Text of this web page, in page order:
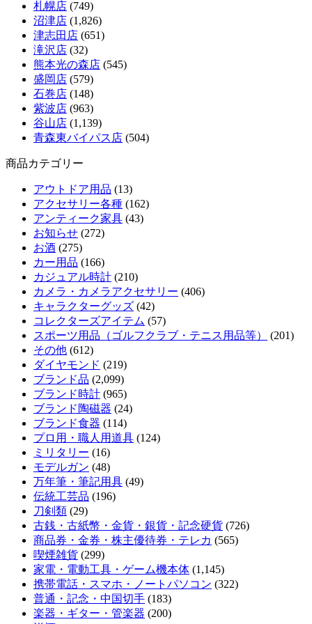
札幌店 (749)
沼津店 (1,826)
津志田店 (651)
滝沢店 (32)
熊本光の森店 (545)
盛岡店 (579)
石巻店 (148)
紫波店 (963)
谷山店 (1,139)
青森東バイパス店 (504)
商品カテゴリー
アウトドア用品 (13)
アクセサリー各種 (162)
アンティーク家具 (43)
お知らせ (272)
お酒 (275)
カー用品 (166)
カジュアル時計 (210)
カメラ・カメラアクセサリー (406)
キャラクターグッズ (42)
コレクターズアイテム (57)
スポーツ用品（ゴルフクラブ・テニス用品等）
(201)
その他 (612)
ダイヤモンド (219)
ブランド品 (2,099)
ブランド時計 (965)
ブランド陶磁器 (24)
ブランド食器 (114)
プロ用・職人用道具 (124)
ミリタリー (16)
モデルガン (48)
万年筆・筆記用具 (49)
伝統工芸品 (196)
刀剣類 (29)
古銭・古紙幣・金貨・銀貨・記念硬貨 (726)
商品券・金券・株主優待券・テレカ (565)
喫煙雑貨 (299)
家電・電動工具・ゲーム機本体 (1,145)
携帯電話・スマホ・ノートパソコン (322)
普通・記念・中国切手 (183)
楽器・ギター・管楽器 (200)